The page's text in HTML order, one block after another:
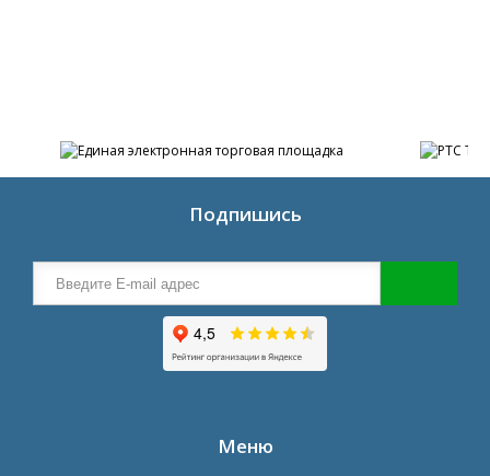
Подпишись
Меню